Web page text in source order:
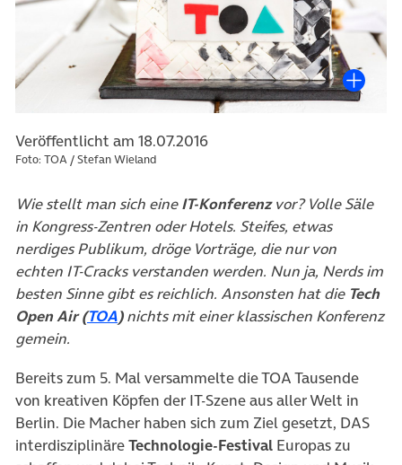
Veröffentlicht am 18.07.2016
Foto: TOA / Stefan Wieland
Wie stellt man sich eineIT-Konferenzvor? Volle Säle
in Kongress-Zentren oder Hotels. Steifes, etwas
nerdiges Publikum, dröge Vorträge, die nur von
echten IT-Cracks verstanden werden. Nun ja, Nerds im
besten Sinne gibt es reichlich. Ansonsten hat die Tech
Open Air (TOA(öffnet in neuem Tab)
)nichts mit einer klassischen Konferenz
gemein.
Bereits zum 5. Mal versammelte die TOA Tausende
von kreativen Köpfen der IT-Szene aus aller Welt in
Berlin. Die Macher haben sich zum Ziel gesetzt, DAS
interdisziplinäreTechnologie-Festival Europas zu